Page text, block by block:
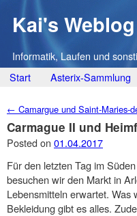
Kai's Weblog
Informatik, Laufen und
Main menu
Skip
content
Start Asterix-Sammlung
Post navigation
← Camargue und Saint-Maries-
Carmague II und
Posted on 01.04.2017
Für den letzten Tag im
besuchen wir den Markt in
Lebensmitteln erwartet. Was
Bekleidung gibt es alles.